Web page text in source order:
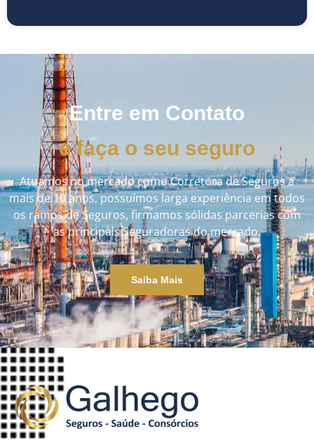
Entre em Contato
e faça o seu seguro
Atuamos no mercado como Corretora de Seguros a
mais de 10 anos, possuímos larga experiência em todos
os ramos de Seguros, firmamos sólidas parcerias com
as principais Seguradoras do mercado.
Saiba Mais